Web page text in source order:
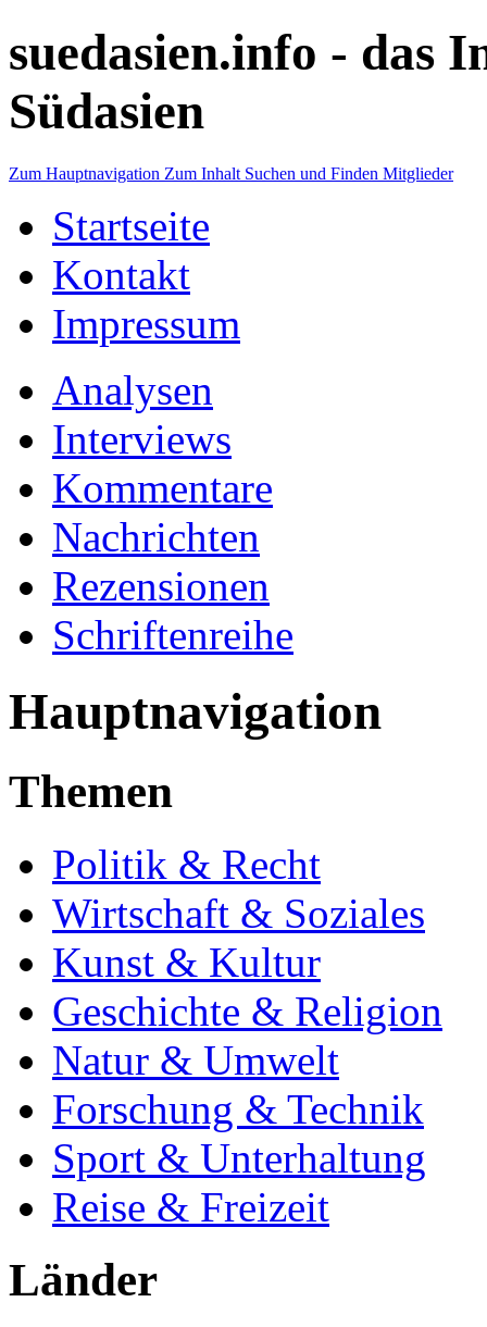
suedasien.info - das
Südasien
Zum Hauptnavigation Zum Inhalt Suchen und Finden Mitglieder
Startseite
Kontakt
Impressum
Analysen
Interviews
Kommentare
Nachrichten
Rezensionen
Schriftenreihe
Hauptnavigation
Themen
Politik & Recht
Wirtschaft & Soziales
Kunst & Kultur
Geschichte & Religion
Natur & Umwelt
Forschung & Technik
Sport & Unterhaltung
Reise & Freizeit
Länder